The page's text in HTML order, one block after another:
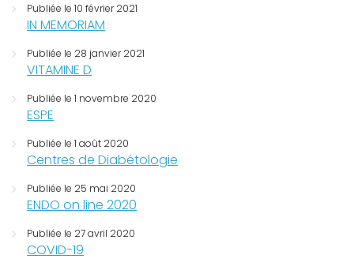
Publiée le 10 février 2021
IN MEMORIAM
Publiée le 28 janvier 2021
VITAMINE D
Publiée le 1 novembre 2020
ESPE
Publiée le 1 août 2020
Centres de Diabétologie
Publiée le 25 mai 2020
ENDO on line 2020
Publiée le 27 avril 2020
COVID-19